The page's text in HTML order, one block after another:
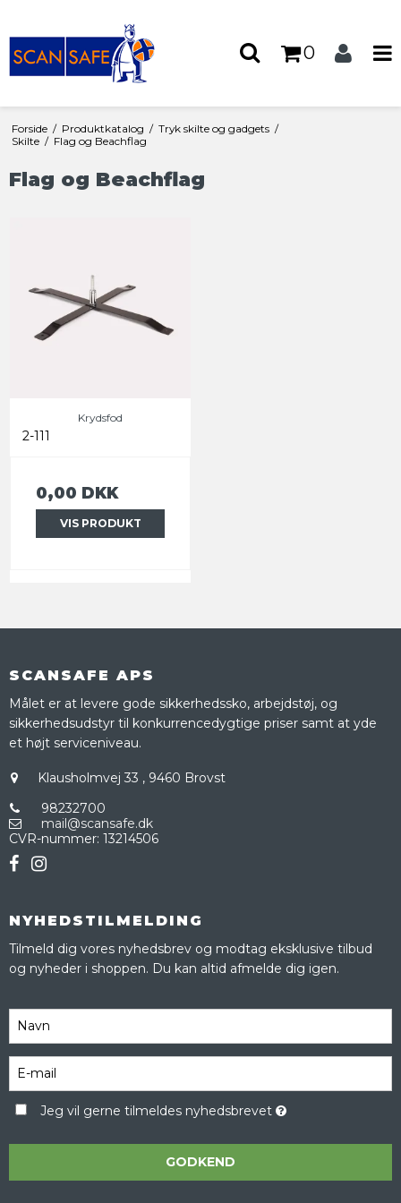
0
Forside / Produktkatalog / Tryk skilte og gadgets /
Skilte / Flag og Beachflag
Flag og Beachflag
Krydsfod
2-111
0,00 DKK
VIS PRODUKT
SCANSAFE APS
Målet er at levere gode sikkerhedssko, arbejdstøj, og
sikkerhedsudstyr til konkurrencedygtige priser samt at yde
et højt serviceniveau.
Klausholmvej 33 , 9460 Brovst
98232700
mail@scansafe.dk
CVR-nummer: 13214506
NYHEDSTILMELDING
Tilmeld dig vores nyhedsbrev og modtag eksklusive tilbud
og nyheder i shoppen. Du kan altid afmelde dig igen.
Jeg vil gerne tilmeldes nyhedsbrevet
GODKEND